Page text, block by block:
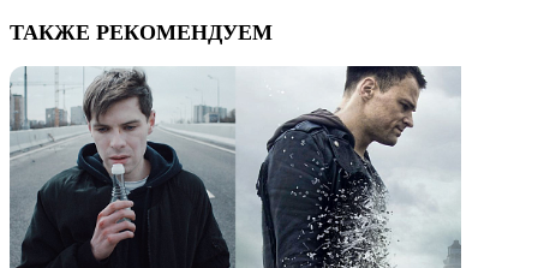
ТАКЖЕ РЕКОМЕНДУЕМ